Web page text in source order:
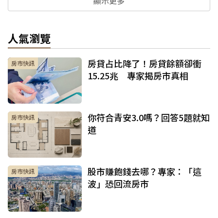
人氣瀏覽
房市快訊
房貸占比降了！房貸餘額卻衝
15.25兆 專家揭房市真相
房市快訊
你符合青安3.0嗎？回答5題就知
道
房市快訊
股市賺飽錢去哪？專家：「這
波」恐回流房市